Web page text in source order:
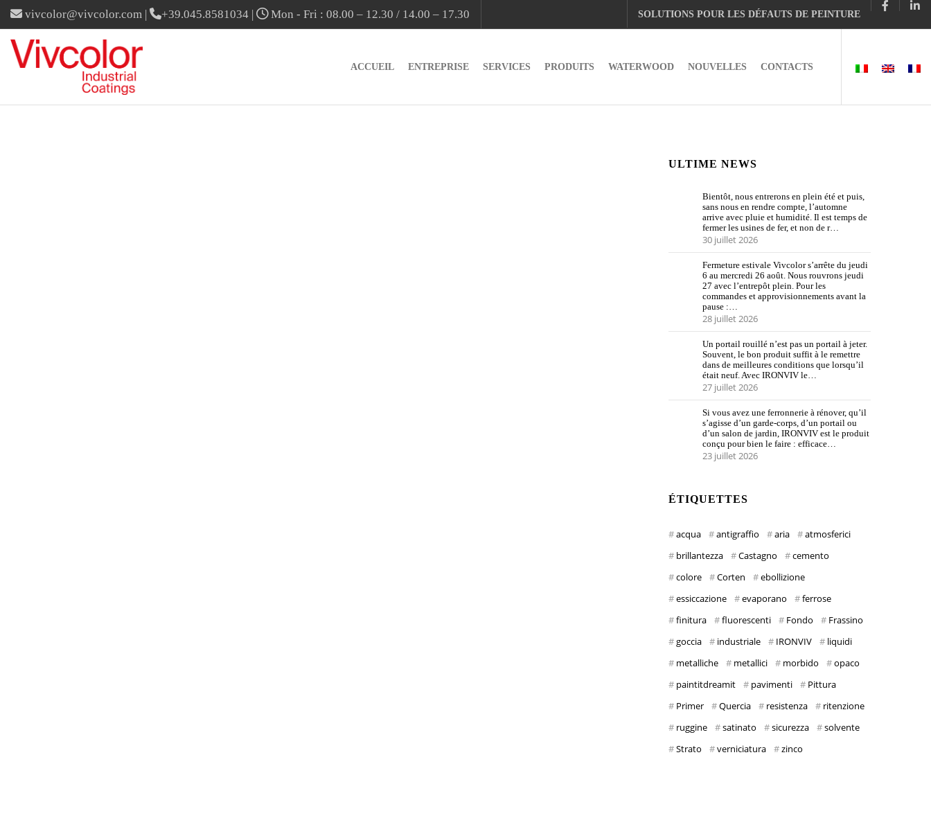
vivcolor@vivcolor.com | +39.045.8581034 | Mon - Fri : 08.00 – 12.30 / 14.00 – 17.30 SOLUTIONS POUR LES DÉFAUTS DE PEINTURE
ACCUEIL ENTREPRISE SERVICES PRODUITS WATERWOOD NOUVELLES CONTACTS
ULTIME NEWS
Bientôt, nous entrerons en plein été et puis,
sans nous en rendre compte, l’automne
arrive avec pluie et humidité. Il est temps de
fermer les usines de fer, et non de r…
30 juillet 2026
Fermeture estivale Vivcolor s’arrête du jeudi
6 au mercredi 26 août. Nous rouvrons jeudi
27 avec l’entrepôt plein. Pour les
commandes et approvisionnements avant la
pause :…
28 juillet 2026
Un portail rouillé n’est pas un portail à jeter.
Souvent, le bon produit suffit à le remettre
dans de meilleures conditions que lorsqu’il
était neuf. Avec IRONVIV le…
27 juillet 2026
Si vous avez une ferronnerie à rénover, qu’il
s’agisse d’un garde-corps, d’un portail ou
d’un salon de jardin, IRONVIV est le produit
conçu pour bien le faire : efficace…
23 juillet 2026
ÉTIQUETTES
acqua antigraffio aria
atmosferici
brillantezza
Castagno
cemento
colore
Corten
ebollizione
essiccazione
evaporano
ferrose
finitura
fluorescenti Fondo
Frassino
goccia
industriale IRONVIV
liquidi
metalliche
metallici morbido
opaco
paintitdreamit
pavimenti
Pittura
Primer
Quercia resistenza
ritenzione
ruggine
satinato sicurezza
solvente
Strato
verniciatura zinco